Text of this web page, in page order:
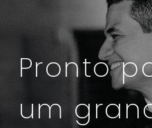
Pronto
um